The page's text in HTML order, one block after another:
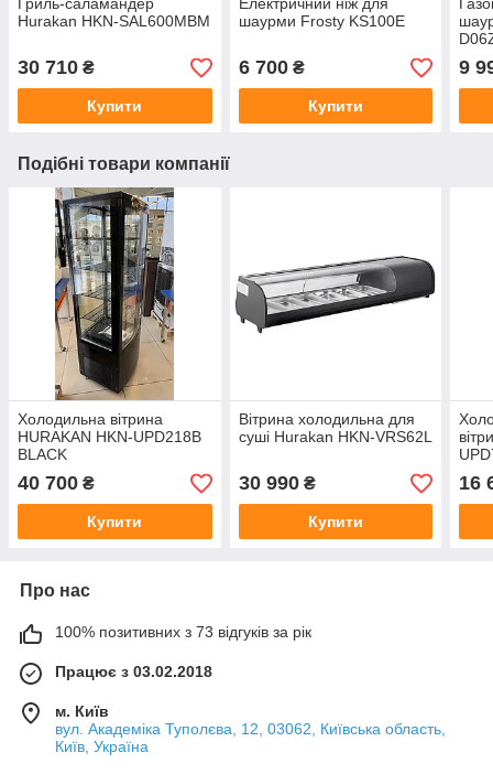
Гриль-саламандер
Hurakan HKN-SAL600MBM
30 710 ₴
Купити
Електричний ніж для
шаурми Frosty KS100E
6 700₴
Купити
9
Подібні товари компанії
Холодильна вітрина
HURAKAN HKN-UPD218B
BLACK
40 700 ₴
Купити
Вітрина холодильна для
суші Hurakan HKN-VRS62L
30 990₴
Купити
16
Про нас
100% позитивних з 73 відгуків за рік
Працює з 03.02.2018
м. Київ
вул. Академіка Туполєва, 12, 03062, Київська область,
Київ, Україна